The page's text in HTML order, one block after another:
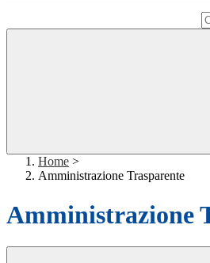
Home >
Amministrazione Trasparente
Amministrazione